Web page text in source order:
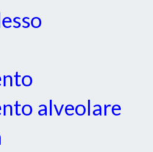
alveolare